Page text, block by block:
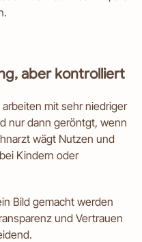
aber kontrolliert
mit sehr niedriger
nur dann geröntgt, wenn
wägt Nutzen und
Kindern oder
Bild gemacht werden
und Vertrauen